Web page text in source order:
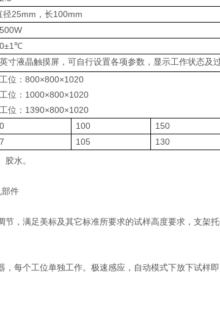
径25mm，长100mm
寸液晶触摸屏，可自行设置各项参数，显示工作状态及
位：800×800×1020
位：1000×800×1020
位：1390×800×1020
100
150
105 130
水。
部件
节，满足美标及其它标准所要求的试样高度要求，支架
，每个工位单独工作。极速感应，自动模式下放下试样